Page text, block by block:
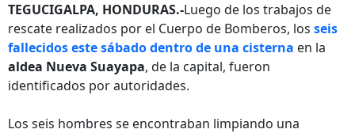
TEGUCIGALPA, HONDURAS.-Luego de los trabajos de
rescate realizados por el Cuerpo de Bomberos, los seis
fallecidos este sábado dentro de una cisterna en la
aldea Nueva Suayapa, de la capital, fueron
identificados por autoridades.
Los seis hombres se encontraban limpiando una